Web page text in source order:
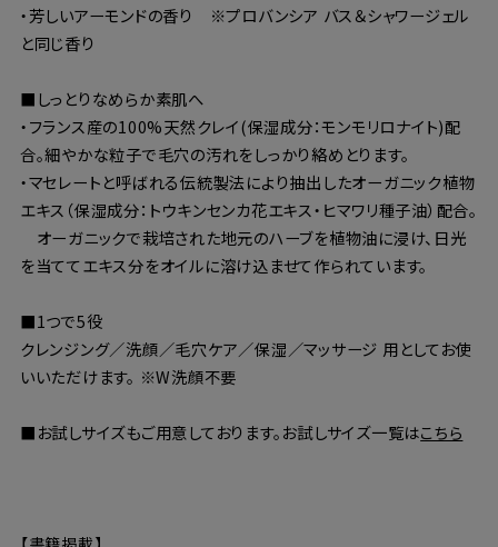
・芳しいアーモンドの香り ※プロバンシア バス＆シャワージェル
と同じ香り
■しっとりなめらか素肌へ
・フランス産の100%天然クレイ(保湿成分：モンモリロナイト)配
合。細やかな粒子で毛穴の汚れをしっかり絡めとります。
・マセレートと呼ばれる伝統製法により抽出したオーガニック植物
エキス（保湿成分：トウキンセンカ花エキス・ヒマワリ種子油）配合。
オーガニックで栽培された地元のハーブを植物油に浸け、日光
を当ててエキス分をオイルに溶け込ませて作られています。
■1つで5役
クレンジング／洗顔／毛穴ケア／保湿／マッサージ 用としてお使
いいただけます。 ※W洗顔不要
■お試しサイズもご用意しております。お試しサイズ一覧はこちら